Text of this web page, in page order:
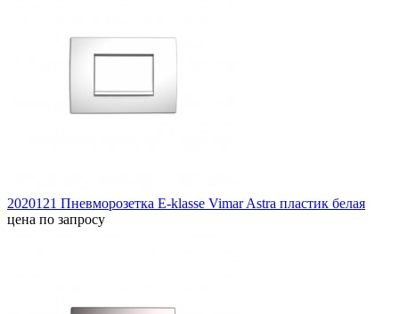
2020121 Пневморозетка E-klasse Vimar Astra пластик белая
цена по запросу